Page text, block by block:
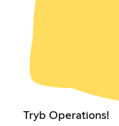
Tryb Operations!